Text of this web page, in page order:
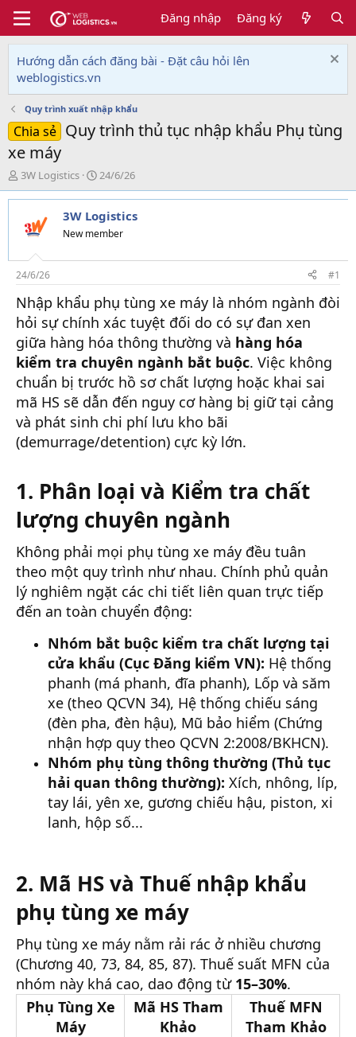
Đăng nhập Đăng ký
Hướng dẫn cách đăng bài - Đặt câu hỏi lên
weblogistics.vn
Quy trình xuất nhập khẩu
Chia sẻ Quy trình thủ tục nhập khẩu Phụ tùng
xe máy
T
h
r
a
s
t
a
r
t
e
r
3W Logistics
N
g
à
y
g
i
24/6/26
3W Logistics
New member
24/6/26 #1
Nhập khẩu phụ tùng xe máy là nhóm ngành đòi
hỏi sự chính xác tuyệt đối do có sự đan xen
giữa hàng hóa thông thường và hàng hóa
kiểm tra chuyên ngành bắt buộc. Việc không
chuẩn bị trước hồ sơ chất lượng hoặc khai sai
mã HS sẽ dẫn đến nguy cơ hàng bị giữ tại cảng
và phát sinh chi phí lưu kho bãi
(demurrage/detention) cực kỳ lớn.
1. Phân loại và Kiểm tra chất
lượng chuyên ngành
Không phải mọi phụ tùng xe máy đều tuân
theo một quy trình như nhau. Chính phủ quản
lý nghiêm ngặt các chi tiết liên quan trực tiếp
đến an toàn chuyển động:
Nhóm bắt buộc kiểm tra chất lượng tại
cửa khẩu (Cục Đăng kiểm VN): Hệ thống
phanh (má phanh, đĩa phanh), Lốp và săm
xe (theo QCVN 34), Hệ thống chiếu sáng
(đèn pha, đèn hậu), Mũ bảo hiểm (Chứng
nhận hợp quy theo QCVN 2:2008/BKHCN).
Nhóm phụ tùng thông thường (Thủ tục
hải quan thông thường): Xích, nhông, líp,
tay lái, yên xe, gương chiếu hậu, piston, xi
lanh, hộp số...
2. Mã HS và Thuế nhập khẩu
phụ tùng xe máy
Phụ tùng xe máy nằm rải rác ở nhiều chương
(Chương 40, 73, 84, 85, 87). Thuế suất MFN của
nhóm này khá cao, dao động từ 15–30%.
Phụ Tùng Xe
Máy
Mã HS Tham
Khảo
Thuế MFN
Tham Khảo